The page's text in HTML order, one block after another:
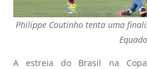
Philippe Coutinho tenta uma
A estreia do Brasil na